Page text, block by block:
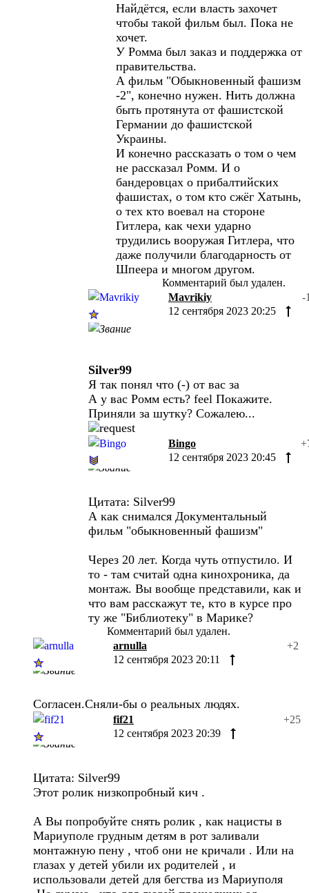
Найдётся, если власть захочет
чтобы такой фильм был. Пока не
хочет.
У Ромма был заказ и поддержка от
правительства.
А фильм "Обыкновенный фашизм
-2", конечно нужен. Нить должна
быть протянута от фашистской
Германии до фашистской
Украины.
И конечно рассказать о том о чем
не рассказал Ромм. И о
бандеровцах о прибалтийских
фашистах, о том кто сжёг Хатынь,
о тех кто воевал на стороне
Гитлера, как чехи ударно
трудились вооружая Гитлера, что
даже получили благодарность от
Шпеера и многом другом.
Комментарий был удален.
Mavrikiy
-
12 сентября 2023 20:25
Silver99
Я так понял что (-) от вас за
А у вас Ромм есть? feel Покажите.
Приняли за шутку? Сожалею...
Bingo
12 сентября 2023 20:45
Цитата: Silver99
А как снимался Документальный
фильм "обыкновенный фашизм"
Через 20 лет. Когда чуть отпустило. И
то - там считай одна кинохроника, да
монтаж. Вы вообще представили, как и
что вам расскажут те, кто в курсе про
ту же "Библиотеку" в Марике?
Комментарий был удален.
arnulla
+2
12 сентября 2023 20:11
Согласен.Сняли-бы о реальных людях.
fif21
+25
12 сентября 2023 20:39
Цитата: Silver99
Этот ролик низкопробный кич .
А Вы попробуйте снять ролик , как нацисты в
Мариуполе грудным детям в рот заливали
монтажную пену , чтоб они не кричали . Или на
глазах у детей убили их родителей , и
использовали детей для бегства из Мариуполя